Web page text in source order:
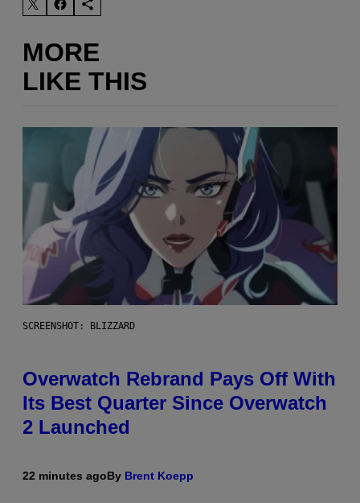
MORE
LIKE THIS
SCREENSHOT: BLIZZARD
Overwatch Rebrand Pays Off With
Its Best Quarter Since Overwatch
2 Launched
22 minutes agoBy Brent Koepp